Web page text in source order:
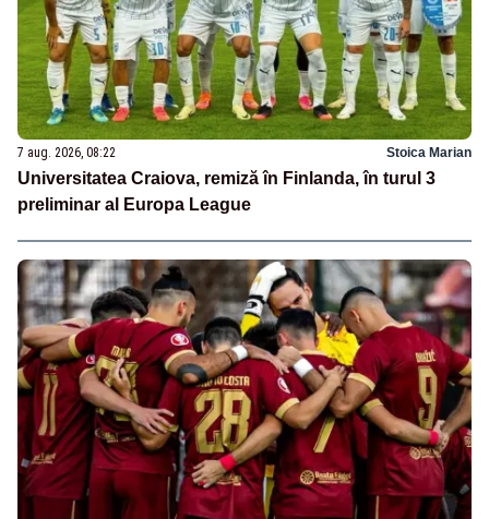
7 aug. 2026, 08:22 Stoica Marian
Universitatea Craiova, remiză în Finlanda, în turul 3
preliminar al Europa League